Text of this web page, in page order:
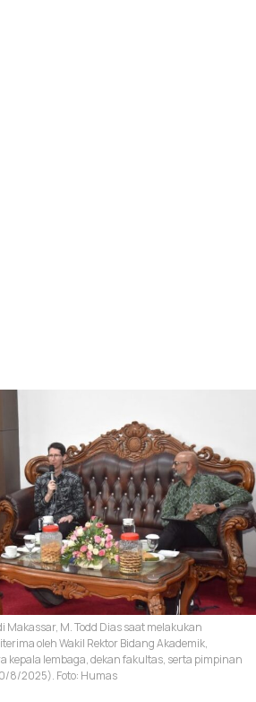
Makassar, M. Todd Dias saat melakukan
oleh Wakil Rektor Bidang Akademik,
kepala lembaga, dekan fakultas, serta pimpinan
8/2025). Foto: Humas